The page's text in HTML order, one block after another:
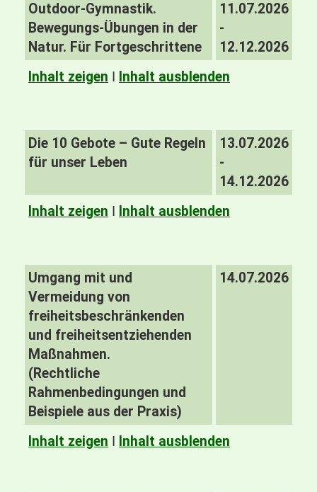
Outdoor-Gymnastik.
Bewegungs-Übungen in der
Natur. Für Fortgeschrittene
11.07.2026
-
12.12.2026
Inhalt zeigen I Inhalt ausblenden
Die 10 Gebote – Gute Regeln
für unser Leben
13.07.2026
-
14.12.2026
Inhalt zeigen I Inhalt ausblenden
Umgang mit und
Vermeidung von
freiheitsbeschränkenden
und freiheitsentziehenden
Maßnahmen.
(Rechtliche
Rahmenbedingungen und
Beispiele aus der Praxis)
14.07.2026
Inhalt zeigen I Inhalt ausblenden